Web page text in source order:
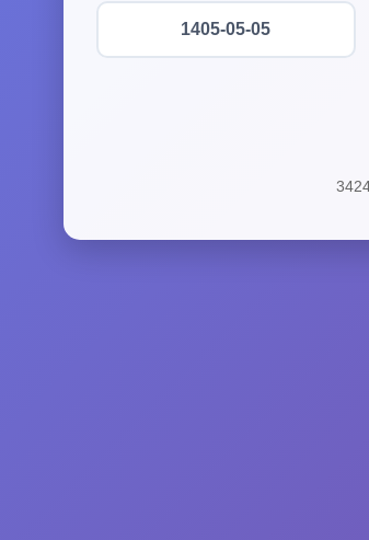
1405-05-05